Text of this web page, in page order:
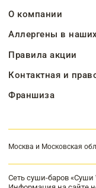
О компании
Аллергены в
Правила акции
Контактная и
Франшиза
Москва и Московская
Сеть суши-баров «Суши